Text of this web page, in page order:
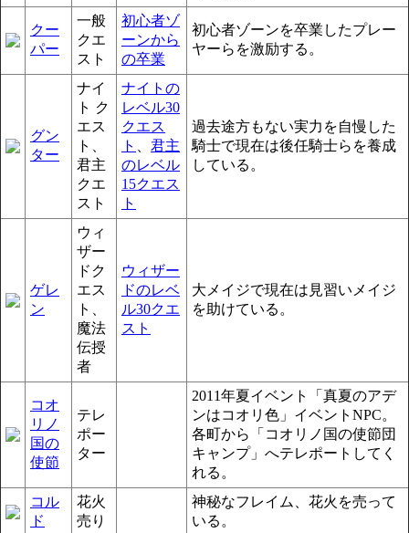
クー
パー
一般
クエ
スト
初心者ゾ
ーンから
の卒業
初心者ゾーンを卒業したプレー
ヤーらを激励する。
グン
ター
ナイ
ト ク
エス
ト、
君主
クエ
スト
ナイトの
レベル30
クエス
ト
君主
のレベル
15クエス
ト
過去途方もない実力を自慢した
騎士で現在は後任騎士らを養成
している。
ゲレ
ン
ウィ
ザー
ドク
エス
ト、
魔法
伝授
者
ウィザー
ドのレベ
ル30クエ
スト
大メイジで現在は見習いメイジ
を助けている。
コオ
リノ
国の
使節
テレ
ポー
ター
2011年夏イベント「真夏のアデ
ンはコオリ色」イベントNPC。
各町から「コオリノ国の使節団
キャンプ」へテレポートしてく
れる。
コル
ド
花火
売り
神秘なフレイム、花火を売って
いる。